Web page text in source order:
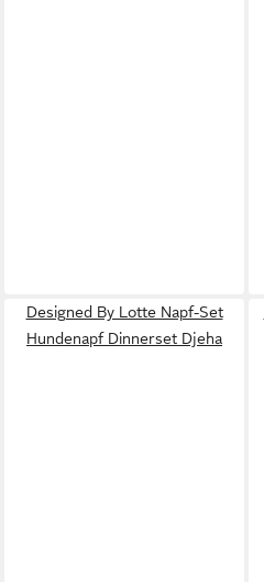
Designed By Lotte Napf-Set
Hundenapf Dinnerset Djeha